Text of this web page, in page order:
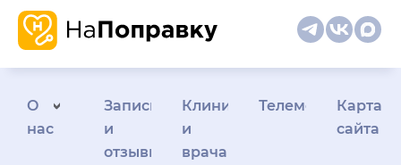
О
нас
Запись
и
отзывы
Клиникам
и
врачам
Телемедицина
Карта
сайта